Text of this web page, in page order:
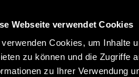
Webseite verwendet Cookies
Cookies, um Inhalte
zu können und die Zugriffe
zu Ihrer Verwendung